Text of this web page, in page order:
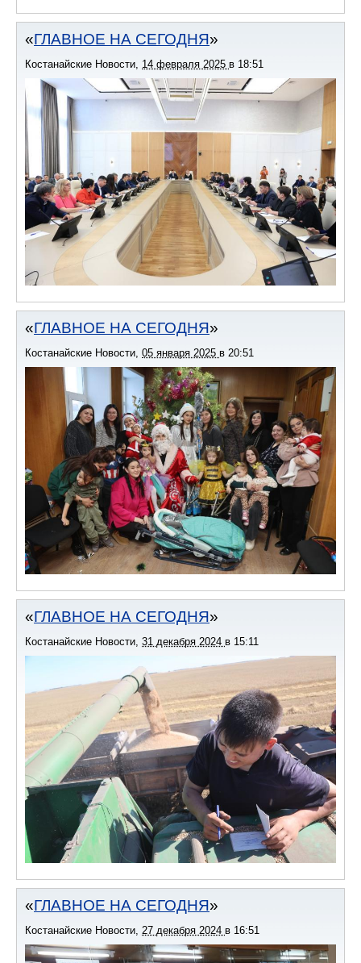
ГЛАВНОЕ НА СЕГОДНЯ
Костанайские Новости 14 февраля 2025 в 18:51
ГЛАВНОЕ НА СЕГОДНЯ
Костанайские Новости 05 января 2025 в 20:51
ГЛАВНОЕ НА СЕГОДНЯ
Костанайские Новости 31 декабря 2024 в 15:11
ГЛАВНОЕ НА СЕГОДНЯ
Костанайские Новости 27 декабря 2024 в 16:51